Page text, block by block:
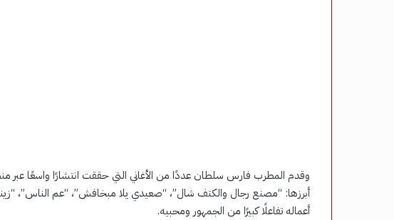
وقدم المطرب فارس سلطان عددًا من الأغاني التي حققت انتشارًا واسعًا عبر
أبرزها: “مصنع رجال والكتف شال”، “صعيدي يلا مبخافش”، “عم الناس”،
أعماله تفاعلًا كبيرًا من الجمهور ومحبيه.